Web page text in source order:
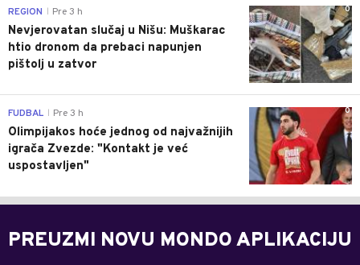
0
REGION Pre 3 h
Nevjerovatan slučaj u Nišu: Muškarac
htio dronom da prebaci napunjen
pištolj u zatvor
0
FUDBAL Pre 3 h
Olimpijakos hoće jednog od najvažnijih
igrača Zvezde: "Kontakt je već
uspostavljen"
PREUZMI NOVU MONDO APLIKACIJU